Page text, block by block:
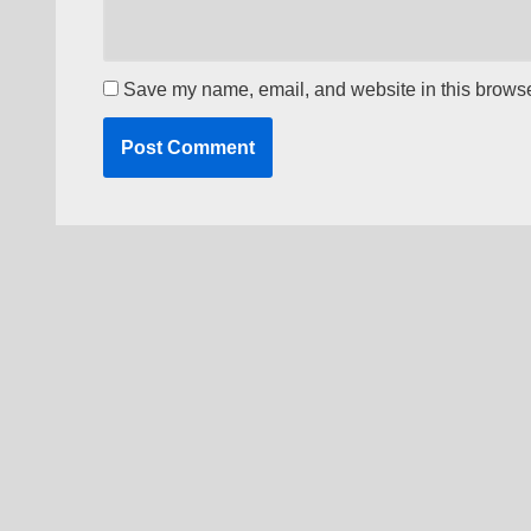
Save my name, email, and website in this